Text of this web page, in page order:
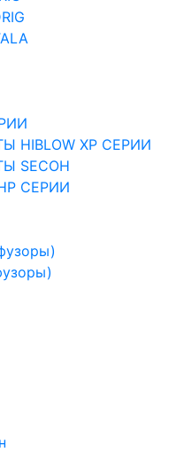
HIBLOW XP СЕРИИ
SECOH
СЕРИИ